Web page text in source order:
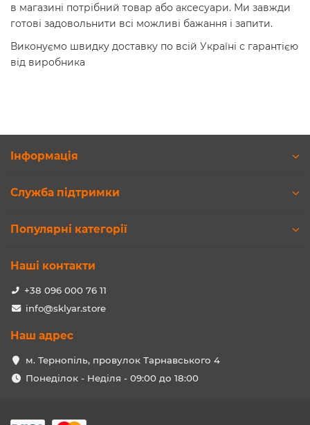
в магазині потрібний товар або аксесуари. Ми завжди
готові задовольнити всі можливі бажання і запити.
Виконуємо швидку доставку по всій Україні с гарантією
від виробника
Інформація
Служба підтримки
Популярні категорії
Наші контакти
+38 096 000 76 11
info@sklyar.store
Наш адрес
м. Тернопіль, провулок Тарнавського 4
Понеділок - Неділя - 09:00 до 18:00